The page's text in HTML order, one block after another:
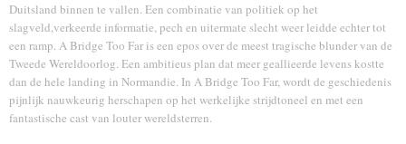
Duitsland binnen te vallen. Een combinatie van politiek op het
slagveld,verkeerde informatie, pech en uitermate slecht weer leidde echter tot
een ramp. A Bridge Too Far is een epos over de meest tragische blunder van de
Tweede Wereldoorlog. Een ambitieus plan dat meer geallieerde levens kostte
dan de hele landing in Normandie. In A Bridge Too Far, wordt de geschiedenis
pijnlijk nauwkeurig herschapen op het werkelijke strijdtoneel en met een
fantastische cast van louter wereldsterren.